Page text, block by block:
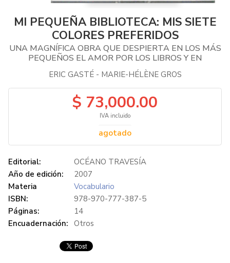
MI PEQUEÑA BIBLIOTECA: MIS SIETE
COLORES PREFERIDOS
UNA MAGNÍFICA OBRA QUE DESPIERTA EN LOS MÁS
PEQUEÑOS EL AMOR POR LOS LIBROS Y EN
ERIC GASTÉ - MARIE-HÉLÈNE GROS
$ 73,000.00
IVA incluido
agotado
Editorial:
OCÉANO TRAVESÍA
Año de edición:
2007
Materia
Vocabulario
ISBN:
978-970-777-387-5
Páginas:
14
Encuadernación: Otros